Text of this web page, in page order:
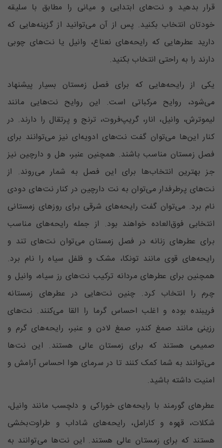
قرار بدهید و نت‌های ابتدایی و میانی را مطابق با سلیقه
خودتان انتخاب بکنید. پس از آن می‌توانید از گزینه‌هایی که
دارید عطرهایی که رایحه‌های نعناع، وانیل یا نت‌های چوبی
دارند را به راحتی انتخاب بکنید.
یکی از رایحه‌هایی که برای فصل زمستان بسیار پیشنهاد
می‌شود، روایح مرکباتی است. این روایح نت‌هایی مانند
لیمو‌ترش، وانیل، انار، گریپ‌فروت، ترنج و پرتقال را دارند. در
کنار این‌ها می‌توان گفت نت‌های ادویه‌ای نیز می‌توانند برای
فصل زمستان مناسب باشند. همچنین عنبر، هل و دارچین نیز
جز بهترین انتخاب‌ها برای این فصل به شمار می‌روند. از
نت‌های پرطرفدار می‌توان به نت دارچین در کنار نت‌های دودی
نام برد. می‌توان گفت رایحه‌های شرقی برای روزهای زمستانی
انتخابی فوق‌العاده خواهند بود. از جمله رایحه‌های مناسب
برای عطرهای زنانه در فصل زمستان می‌توان ‌نت‌های تند و
رایحه‌های قوی مانند تونکا، مشک و فلفل سیاه را نام برد.
همچنین برای عطرهای مردانه ترکیب نت‌های رز سیاه، وانیل و
چرم را انتخاب کرد. چنین نت‌هایی در عطر‌های زمستانه
فریبنده بوده و اغلب احساس گرما را القا می‌کنند. نت‌های
رزینی مانند صمغ کندر، صمغ لادن و عنبر، رایحه‌های گرم و
صمیمی هستند که برای زمستان عالی هستند. این نت‌ها
می‌توانند به شما کمک کنند تا در سرمای هوا احساس آرامش و
امنیت داشته باشید.
عطرهای گورمند با رایحه‌های خوراکی و دلچسب مانند وانیل،
شکلات، قهوه و کارامل، رایحه‌های شاداب و طراوت‌بخشی
هستند که برای زمستان عالی هستند. این نت‌ها می‌توانند به